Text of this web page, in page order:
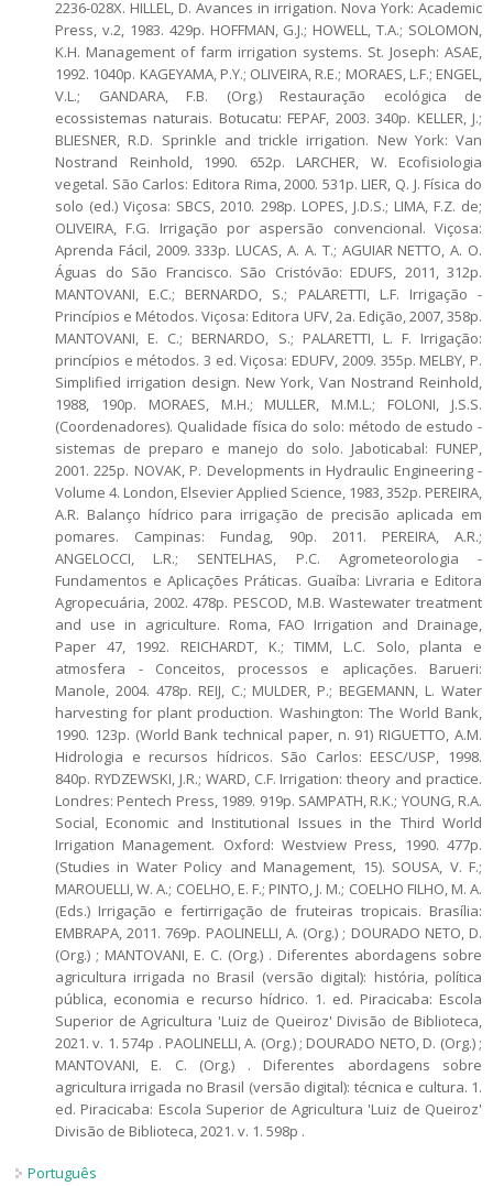
2236-028X. HILLEL, D. Avances in irrigation. Nova York: Academic
Press, v.2, 1983. 429p. HOFFMAN, G.J.; HOWELL, T.A.; SOLOMON,
K.H. Management of farm irrigation systems. St. Joseph: ASAE,
1992. 1040p. KAGEYAMA, P.Y.; OLIVEIRA, R.E.; MORAES, L.F.; ENGEL,
V.L.; GANDARA, F.B. (Org.) Restauração ecológica de
ecossistemas naturais. Botucatu: FEPAF, 2003. 340p. KELLER, J.;
BLIESNER, R.D. Sprinkle and trickle irrigation. New York: Van
Nostrand Reinhold, 1990. 652p. LARCHER, W. Ecofisiologia
vegetal. São Carlos: Editora Rima, 2000. 531p. LIER, Q. J. Física do
solo (ed.) Viçosa: SBCS, 2010. 298p. LOPES, J.D.S.; LIMA, F.Z. de;
OLIVEIRA, F.G. Irrigação por aspersão convencional. Viçosa:
Aprenda Fácil, 2009. 333p. LUCAS, A. A. T.; AGUIAR NETTO, A. O.
Águas do São Francisco. São Cristóvão: EDUFS, 2011, 312p.
MANTOVANI, E.C.; BERNARDO, S.; PALARETTI, L.F. Irrigação -
Princípios e Métodos. Viçosa: Editora UFV, 2a. Edição, 2007, 358p.
MANTOVANI, E. C.; BERNARDO, S.; PALARETTI, L. F. Irrigação:
princípios e métodos. 3 ed. Viçosa: EDUFV, 2009. 355p. MELBY, P.
Simplified irrigation design. New York, Van Nostrand Reinhold,
1988, 190p. MORAES, M.H.; MULLER, M.M.L.; FOLONI, J.S.S.
(Coordenadores). Qualidade física do solo: método de estudo -
sistemas de preparo e manejo do solo. Jaboticabal: FUNEP,
2001. 225p. NOVAK, P. Developments in Hydraulic Engineering -
Volume 4. London, Elsevier Applied Science, 1983, 352p. PEREIRA,
A.R. Balanço hídrico para irrigação de precisão aplicada em
pomares. Campinas: Fundag, 90p. 2011. PEREIRA, A.R.;
ANGELOCCI, L.R.; SENTELHAS, P.C. Agrometeorologia -
Fundamentos e Aplicações Práticas. Guaíba: Livraria e Editora
Agropecuária, 2002. 478p. PESCOD, M.B. Wastewater treatment
and use in agriculture. Roma, FAO Irrigation and Drainage,
Paper 47, 1992. REICHARDT, K.; TIMM, L.C. Solo, planta e
atmosfera - Conceitos, processos e aplicações. Barueri:
Manole, 2004. 478p. REIJ, C.; MULDER, P.; BEGEMANN, L. Water
harvesting for plant production. Washington: The World Bank,
1990. 123p. (World Bank technical paper, n. 91) RIGUETTO, A.M.
Hidrologia e recursos hídricos. São Carlos: EESC/USP, 1998.
840p. RYDZEWSKI, J.R.; WARD, C.F. Irrigation: theory and practice.
Londres: Pentech Press, 1989. 919p. SAMPATH, R.K.; YOUNG, R.A.
Social, Economic and Institutional Issues in the Third World
Irrigation Management. Oxford: Westview Press, 1990. 477p.
(Studies in Water Policy and Management, 15). SOUSA, V. F.;
MAROUELLI, W. A.; COELHO, E. F.; PINTO, J. M.; COELHO FILHO, M. A.
(Eds.) Irrigação e fertirrigação de fruteiras tropicais. Brasília:
EMBRAPA, 2011. 769p. PAOLINELLI, A. (Org.) ; DOURADO NETO, D.
(Org.) ; MANTOVANI, E. C. (Org.) . Diferentes abordagens sobre
agricultura irrigada no Brasil (versão digital): história, política
pública, economia e recurso hídrico. 1. ed. Piracicaba: Escola
Superior de Agricultura 'Luiz de Queiroz' Divisão de Biblioteca,
2021. v. 1. 574p . PAOLINELLI, A. (Org.) ; DOURADO NETO, D. (Org.) ;
MANTOVANI, E. C. (Org.) . Diferentes abordagens sobre
agricultura irrigada no Brasil (versão digital): técnica e cultura. 1.
ed. Piracicaba: Escola Superior de Agricultura 'Luiz de Queiroz'
Divisão de Biblioteca, 2021. v. 1. 598p .
Português